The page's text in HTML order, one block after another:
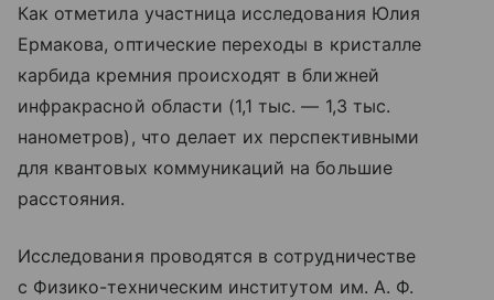
Как отметила участница исследования Юлия
Ермакова, оптические переходы в кристалле
карбида кремния происходят в ближней
инфракрасной области (1,1 тыс. — 1,3 тыс.
нанометров), что делает их перспективными
для квантовых коммуникаций на большие
расстояния.
Исследования проводятся в сотрудничестве
с Физико-техническим институтом им. А. Ф.